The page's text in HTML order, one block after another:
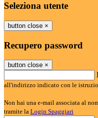
Seleziona utente
button close ×
Recupero password
button close ×
all'indirizzo indicato con le
Non hai una e-mail associata al
tramite la Login Spaggiari